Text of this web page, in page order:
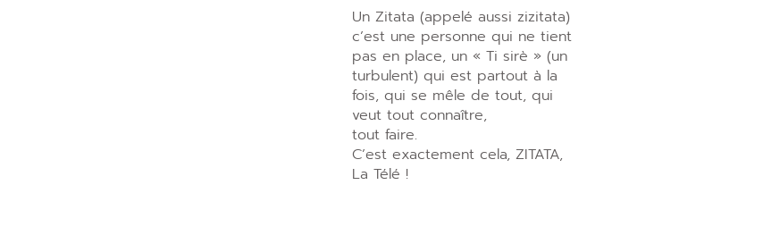
Un Zitata (appelé aussi zizitata)
c’est une personne qui ne tient
pas en place, un « Ti sirè » (un
turbulent) qui est partout à la
fois, qui se mêle de tout, qui
veut tout connaître,
tout faire.
C’est exactement cela, ZITATA,
La Télé !